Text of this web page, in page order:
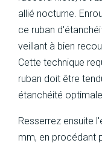
allié nocturne.
ce ruban
veillant à bien
Cette technique
ruban doit être
étanchéité optimale.
Resserrez ensuite
mm, en procédant